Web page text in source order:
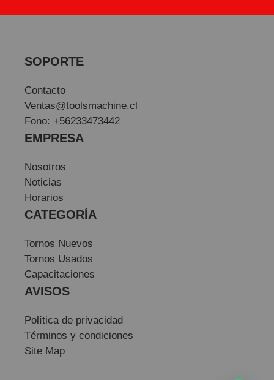
SOPORTE
Contacto
Ventas@toolsmachine.cl
Fono: +56233473442
EMPRESA
Nosotros
Noticias
Horarios
CATEGORÍA
Tornos Nuevos
Tornos Usados
Capacitaciones
AVISOS
Política de privacidad
Términos y condiciones
Site Map